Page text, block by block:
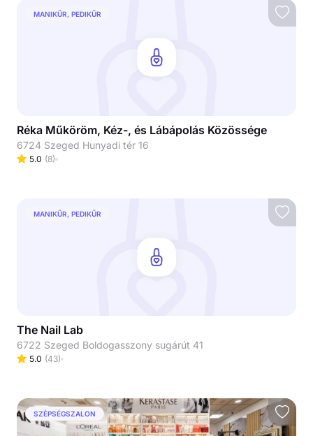
MANIKŰR, PEDIKŰR
Réka Műköröm, Kéz-, és Lábápolás Közössége
6724 Szeged Hunyadi tér 16
5.0 (8)
MANIKŰR, PEDIKŰR
The Nail Lab
6722 Szeged Boldogasszony sugárút 41
5.0 (43)
SZÉPSÉGSZALON